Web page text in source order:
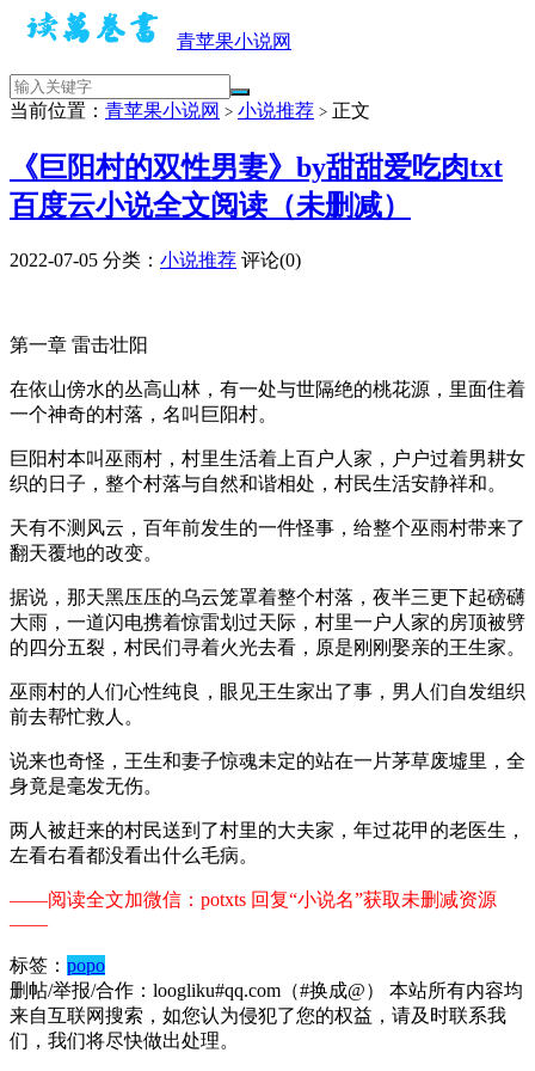
青苹果小说网
当前位置： 青苹果小说网 > 小说推荐 > 正文
《巨阳村的双性男妻》by甜甜爱吃肉txt
百度云小说全文阅读（未删减）
2022-07-05 分类： 小说推荐 评论(0)
第一章 雷击壮阳
在依山傍水的丛高山林，有一处与世隔绝的桃花源，里面住着
一个神奇的村落，名叫巨阳村。
巨阳村本叫巫雨村，村里生活着上百户人家，户户过着男耕女
织的日子，整个村落与自然和谐相处，村民生活安静祥和。
天有不测风云，百年前发生的一件怪事，给整个巫雨村带来了
翻天覆地的改变。
据说，那天黑压压的乌云笼罩着整个村落，夜半三更下起磅礴
大雨，一道闪电携着惊雷划过天际，村里一户人家的房顶被劈
的四分五裂，村民们寻着火光去看，原是刚刚娶亲的王生家。
巫雨村的人们心性纯良，眼见王生家出了事，男人们自发组织
前去帮忙救人。
说来也奇怪，王生和妻子惊魂未定的站在一片茅草废墟里，全
身竟是毫发无伤。
两人被赶来的村民送到了村里的大夫家，年过花甲的老医生，
左看右看都没看出什么毛病。
——阅读全文加微信：potxts 回复“小说名”获取未删减资源
——
标签： popo
删帖/举报/合作：loogliku#qq.com（#换成@） 本站所有内容均
来自互联网搜索，如您认为侵犯了您的权益，请及时联系我
们，我们将尽快做出处理。